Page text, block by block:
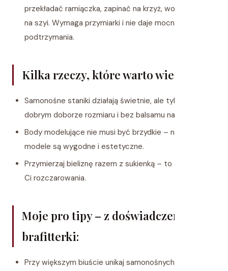
przekładać ramiączka, zapinać na krzyż, wokół talii lub
na szyi. Wymaga przymiarki i nie daje mocnego
podtrzymania.
Kilka rzeczy, które warto wiedzieć:
Samonośne staniki działają świetnie, ale tylko przy
dobrym doborze rozmiaru i bez balsamu na skórze.
Body modelujące nie musi być brzydkie – nowoczesne
modele są wygodne i estetyczne.
Przymierzaj bieliznę razem z sukienką – to oszczędzi
Ci rozczarowania.
Moje pro tipy – z doświadczenia
brafitterki:
Przy większym biuście unikaj samonośnych modeli –